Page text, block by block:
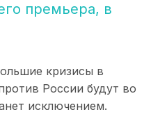
премьера, в
кризисы в
России будут во
исключением.